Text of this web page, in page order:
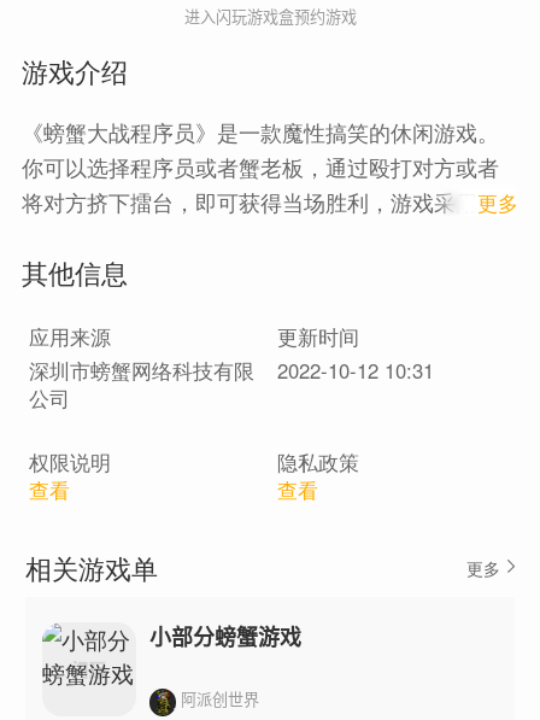
进入闪玩游戏盒预约游戏
游戏介绍
《螃蟹大战程序员》是一款魔性搞笑的休闲游戏。
你可以选择程序员或者蟹老板，通过殴打对方或者
将对方挤下擂台，即可获得当场胜利，游戏采用的
更多的属性奖励和解锁更多角色，快来挑战吧！
1 更多
其他信息
应用来源
更新时间
深圳市螃蟹网络科技有限
公司
2022-10-12 10:31
权限说明
查看
隐私政策
查看
相关游戏单 更多
小部分螃蟹游戏
阿派创世界